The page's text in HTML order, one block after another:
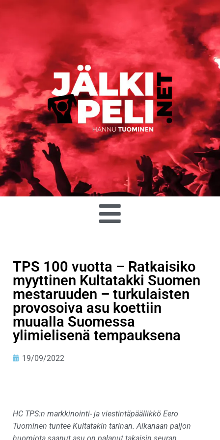
TPS 100 vuotta – Ratkaisiko
myyttinen Kultatakki Suomen
mestaruuden – turkulaisten
provosoiva asu koettiin
muualla Suomessa
ylimielisenä tempauksena
19/09/2022
HC TPS:n markkinointi- ja viestintäpäällikkö Eero
Tuominen tuntee Kultatakin tarinan. Aikanaan paljon
huomiota saanut asu on palanut takaisin seuran